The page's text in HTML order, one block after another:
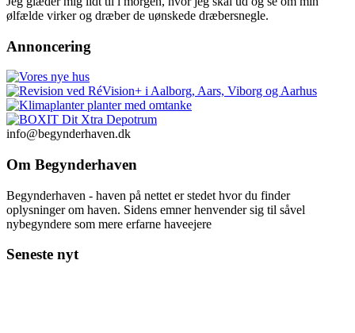
ølfælde virker og dræber de uønskede dræbersnegle.
Annoncering
info@begynderhaven.dk
Om Begynderhaven
Begynderhaven - haven på nettet er stedet hvor du finder
oplysninger om haven. Sidens emner henvender sig til såvel
nybegyndere som mere erfarne haveejere
Seneste nyt